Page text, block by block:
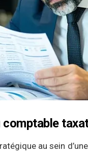
au sein